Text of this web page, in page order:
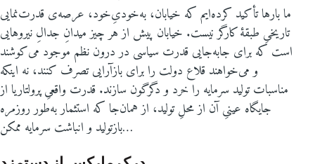
ما بارها تأکید کرده‌ایم که خیابان، به‌خودیِ‌خود، عرصه‌ی قدرت‌نمایی
تاریخیِ طبقۀ کارگر نیست. خیابان پیش از هر چیز میدانِ جدالِ نیروهایی
است که برای جابه‌جایی قدرت سیاسی در درون نظم موجود می‌کوشند
و می‌خواهند قلاع دولت را برای بازآرایی تصرف کنند، نه اینکه
مناسبات تولید سرمایه را خرد و دگرگون سازند. قدرت واقعیِ پرولتاریا از
جایگاه عینیِ آن از محلِ تولید، از همان‌جا که استثمار به‌طور روزمره
بازتولید و انباشت سرمایه ممکن…